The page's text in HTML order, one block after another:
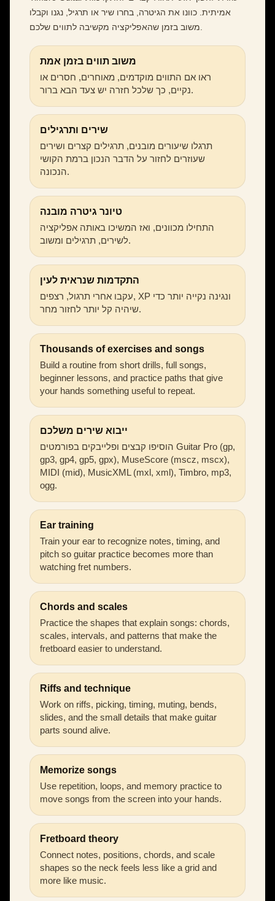
אמיתית. כוונו את הגיטרה, בחרו שיר או תרגיל, נגנו וקבלו
משוב תווים בזמן אמת
ראו אם התווים מוקדמים, מאוחרים, חסרים או
נקיים, כך שלכל חזרה יש צעד הבא ברור.
שירים ותרגילים
תרגלו שיעורים מובנים, תרגילים קצרים ושירים
שעוזרים לחזור על הדבר הנכון ברמת הקושי
הנכונה.
טיונר גיטרה מובנה
התחילו מכוונים, ואז המשיכו באותה אפליקציה
לשירים, תרגילים ומשוב.
התקדמות שנראית לעין
עקבו אחרי תרגול, רצפים, XP ונגינה נקייה יותר כדי
שיהיה קל יותר לחזור מחר.
Thousands of exercises and songs
Build a routine from short drills, full songs,
beginner lessons, and practice paths that give
your hands something useful to repeat.
ייבוא שירים משלכם
הוסיפו קבצים ופלייבקים בפורמטים Guitar Pro (gp,
gp3, gp4, gp5, gpx), MuseScore (mscz, mscx),
MIDI (mid), MusicXML (mxl, xml), Timbro, mp3,
ogg.
Ear training
Train your ear to recognize notes, timing, and
pitch so guitar practice becomes more than
watching fret numbers.
Chords and scales
Practice the shapes that explain songs: chords,
scales, intervals, and patterns that make the
fretboard easier to understand.
Riffs and technique
Work on riffs, picking, timing, muting, bends,
slides, and the small details that make guitar
parts sound alive.
Memorize songs
Use repetition, loops, and memory practice to
move songs from the screen into your hands.
Fretboard theory
Connect notes, positions, chords, and scale
shapes so the neck feels less like a grid and
more like music.